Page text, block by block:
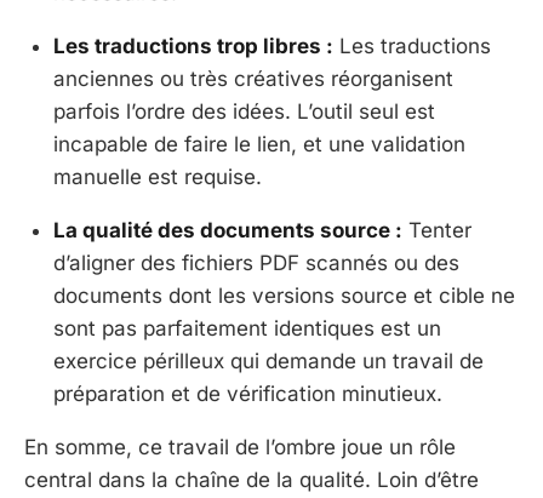
Les traductions trop libres : Les traductions
anciennes ou très créatives réorganisent
parfois l’ordre des idées. L’outil seul est
incapable de faire le lien, et une validation
manuelle est requise.
La qualité des documents source : Tenter
d’aligner des fichiers PDF scannés ou des
documents dont les versions source et cible ne
sont pas parfaitement identiques est un
exercice périlleux qui demande un travail de
préparation et de vérification minutieux.
En somme, ce travail de l’ombre joue un rôle
central dans la chaîne de la qualité. Loin d’être